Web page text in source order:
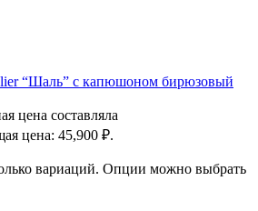
“Шаль” с капюшоном бирюзовый
цена составляла
цена: 45,900 ₽.
вариаций. Опции можно выбрать